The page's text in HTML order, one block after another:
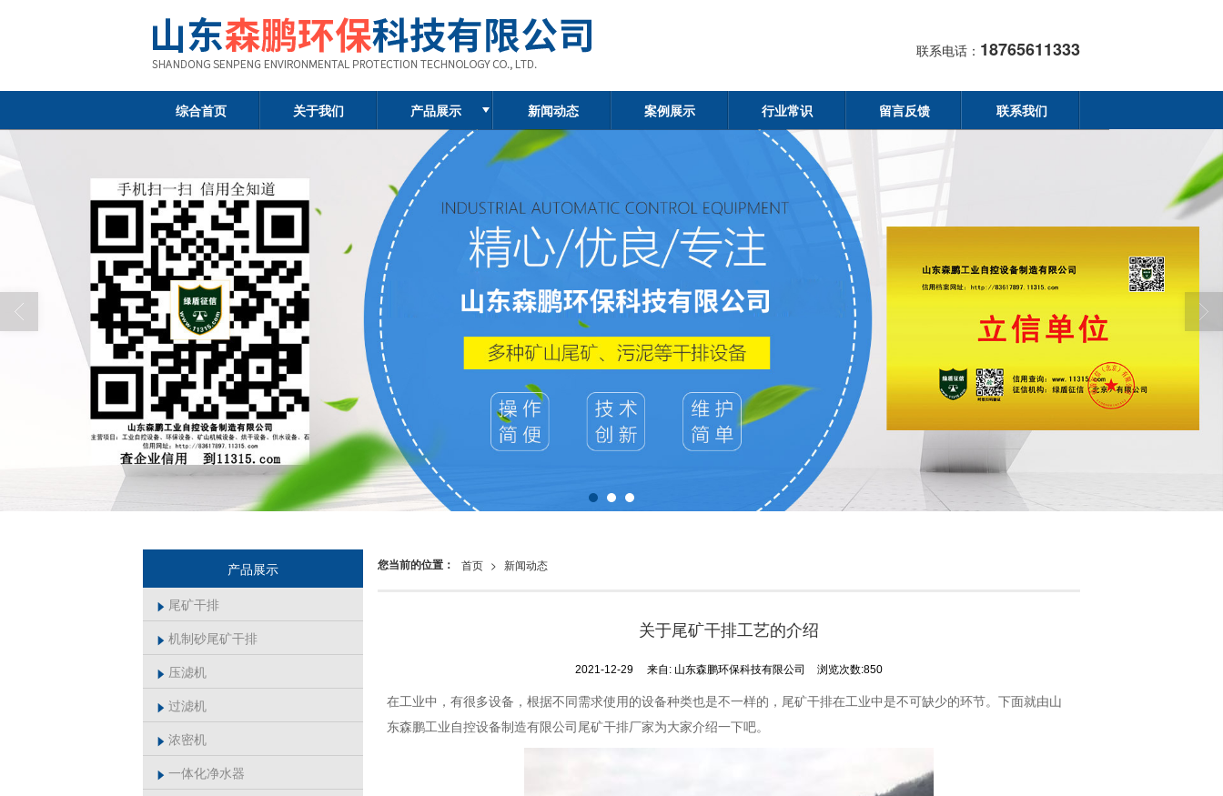
联系电话： 18765611333
综合首页 关于我们 产品展示 新闻动态 案例展示 行业常识 留言反馈 联系我们
您当前的位置： 首页 > 新闻动态
关于尾矿干排工艺的介绍
2021-12-29 来自: 山东森鹏环保科技有限公司 浏览次数:850
在工业中，有很多设备，根据不同需求使用的设备种类也是不一样的，尾矿干排在工业中是不可缺少的环节。下面就由山
东森鹏工业自控设备制造有限公司尾矿干排厂家为大家介绍一下吧。
产品展示
 尾矿干排
 机制砂尾矿干排
 压滤机
 过滤机
 浓密机
 一体化净水器